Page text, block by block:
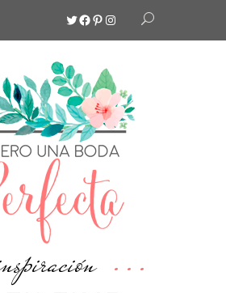
Twitter
Facebook
Pinterest
Instagram